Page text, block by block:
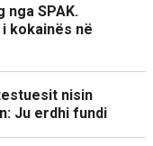
nga SPAK.
i kokainës në
nisin
Ju erdhi fundi